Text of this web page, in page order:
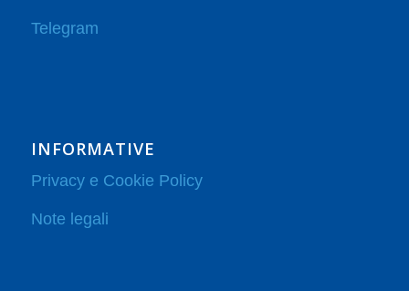
Telegram
INFORMATIVE
Privacy e Cookie Policy
Note legali